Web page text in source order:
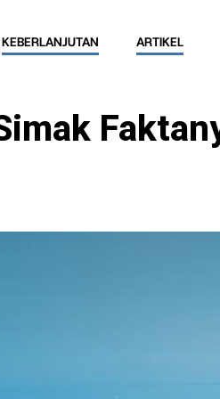
KEBERLANJUTAN ARTIKEL